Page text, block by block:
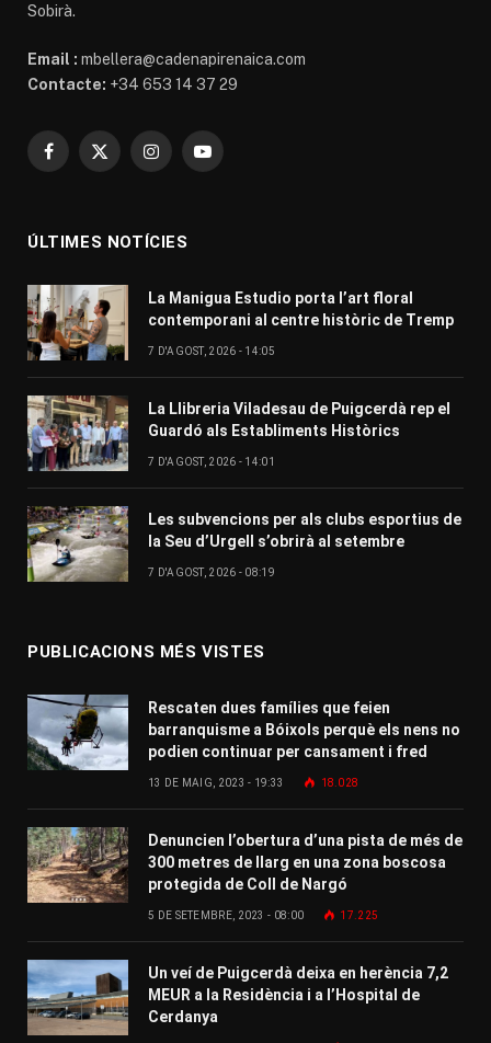
Sobirà.
Email : mbellera@cadenapirenaica.com
Contacte: +34 653 14 37 29
Facebook
X
InstagramYouTube
ÚLTIMES NOTÍCIES
La Manigua Estudio porta l’art floral
contemporani al centre històric de Tremp
7 D'AGOST, 2026 - 14:05
La Llibreria Viladesau de Puigcerdà rep el
Guardó als Establiments Històrics
7 D'AGOST, 2026 - 14:01
Les subvencions per als clubs esportius de
la Seu d’Urgell s’obrirà al setembre
7 D'AGOST, 2026 - 08:19
PUBLICACIONS MÉS VISTES
Rescaten dues famílies que feien
barranquisme a Bóixols perquè els nens no
podien continuar per cansament i fred
13 DE MAIG, 2023 - 19:33 18.028
Denuncien l’obertura d’una pista de més de
300 metres de llarg en una zona boscosa
protegida de Coll de Nargó
5 DE SETEMBRE, 2023 - 08:00 17.225
Un veí de Puigcerdà deixa en herència 7,2
MEUR a la Residència i a l’Hospital de
Cerdanya